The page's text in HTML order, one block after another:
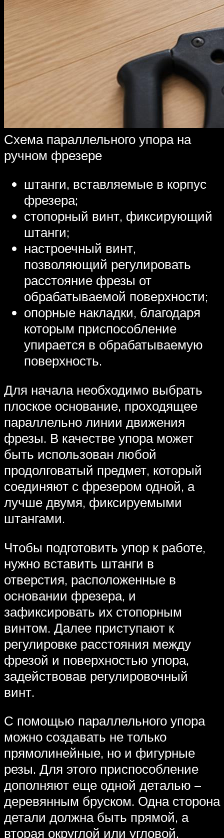
Схема параллельного упора на
ручном фрезере
штанги, вставляемые в корпус
фрезера;
стопорный винт, фиксирующий
штанги;
настроечный винт,
позволяющий регулировать
расстояние фрезы от
обрабатываемой поверхности;
опорные накладки, благодаря
которым приспособление
упирается в обрабатываемую
поверхность.
Для начала необходимо выбрать
плоское основание, проходящее
параллельно линии движения
фрезы. В качестве упора может
быть использован любой
продолговатый предмет, который
соединяют с фрезером одной, а
лучше двумя, фиксируемыми
штангами.
Чтобы подготовить упор к работе,
нужно вставить штанги в
отверстия, расположенные в
основании фрезера, и
зафиксировать их стопорным
винтом. Далее приступают к
регулировке расстояния между
фрезой и поверхностью упора,
задействовав регулировочный
винт.
С помощью параллельного упора
можно создавать не только
прямолинейные, но и фигурные
резы. Для этого приспособление
дополняют еще одной деталью –
деревянным бруском. Одна сторона
детали должна быть прямой, а
вторая округлой или угловой.